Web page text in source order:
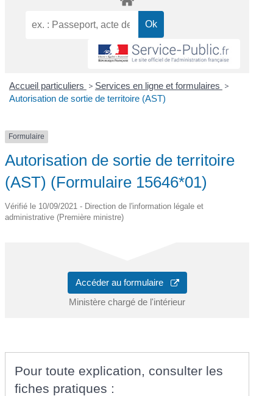
Accueil particuliers > Services en ligne et formulaires >
Autorisation de sortie de territoire (AST)
Formulaire
Autorisation de sortie de territoire
(AST) (Formulaire 15646*01)
Vérifié le 10/09/2021 - Direction de l'information légale et
administrative (Première ministre)
Accéder au formulaire
Ministère chargé de l'intérieur
Pour toute explication, consulter les
fiches pratiques :